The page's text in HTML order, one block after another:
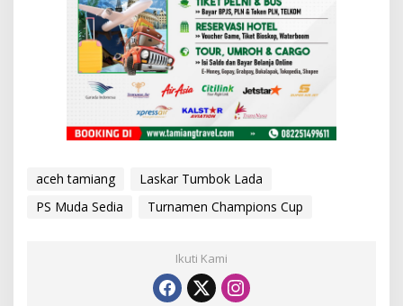
aceh tamiang
Laskar Tumbok Lada
PS Muda Sedia
Turnamen Champions Cup
Ikuti Kami